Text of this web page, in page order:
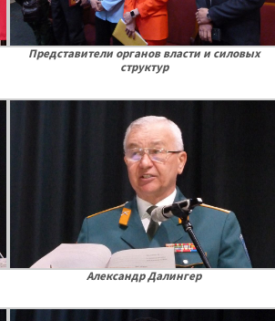
Представители органов власти и силовых
структур
Александр Далингер